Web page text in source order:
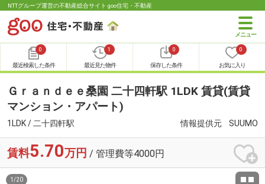
NTTグループ運営の不動産総合サイト goo住宅・不動産
0
最近検索した条件
1
最近見た物件
0
保存した条件
0
お気に入り
Ｇｒａｎｄｅｅ桑園 二十四軒駅 1LDK 賃貸(賃貸
マンション・アパート)
1LDK / 二十四軒駅 情報提供元 SUUMO
賃料5.70万円 / 管理費等4000円
1 /20